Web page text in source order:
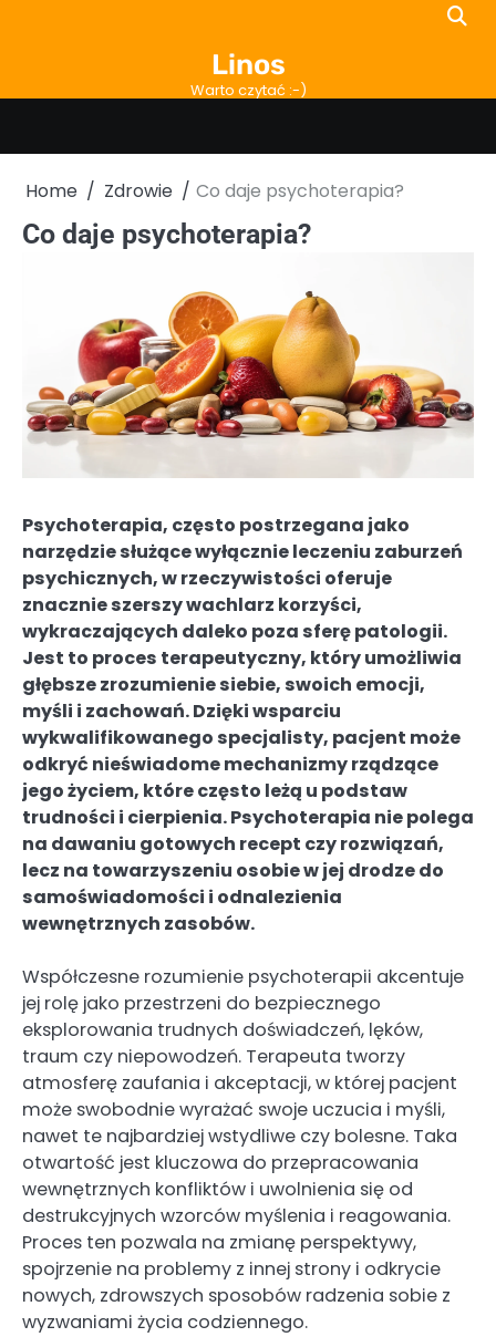
Linos
Warto czytać :-)
Home Zdrowie Co daje psychoterapia?
Co daje psychoterapia?
Psychoterapia, często postrzegana jako
narzędzie służące wyłącznie leczeniu zaburzeń
psychicznych, w rzeczywistości oferuje
znacznie szerszy wachlarz korzyści,
wykraczających daleko poza sferę patologii.
Jest to proces terapeutyczny, który umożliwia
głębsze zrozumienie siebie, swoich emocji,
myśli i zachowań. Dzięki wsparciu
wykwalifikowanego specjalisty, pacjent może
odkryć nieświadome mechanizmy rządzące
jego życiem, które często leżą u podstaw
trudności i cierpienia. Psychoterapia nie polega
na dawaniu gotowych recept czy rozwiązań,
lecz na towarzyszeniu osobie w jej drodze do
samoświadomości i odnalezienia
wewnętrznych zasobów.
Współczesne rozumienie psychoterapii akcentuje
jej rolę jako przestrzeni do bezpiecznego
eksplorowania trudnych doświadczeń, lęków,
traum czy niepowodzeń. Terapeuta tworzy
atmosferę zaufania i akceptacji, w której pacjent
może swobodnie wyrażać swoje uczucia i myśli,
nawet te najbardziej wstydliwe czy bolesne. Taka
otwartość jest kluczowa do przepracowania
wewnętrznych konfliktów i uwolnienia się od
destrukcyjnych wzorców myślenia i reagowania.
Proces ten pozwala na zmianę perspektywy,
spojrzenie na problemy z innej strony i odkrycie
nowych, zdrowszych sposobów radzenia sobie z
wyzwaniami życia codziennego.